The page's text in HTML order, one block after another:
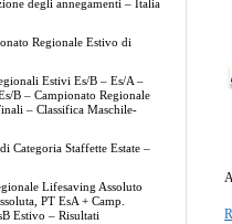
degli annegamenti – Italia
Regionale Estivo di
Estivi Es/B – Es/A –
B – Campionato Regionale
– Classifica Maschile-
Categoria Staffette Estate –
Lifesaving Assoluto
PT EsA + Camp.
Estivo – Risultati